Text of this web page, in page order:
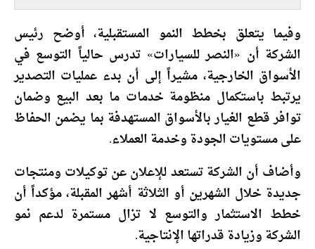
وفيما يتعلق بخطط النمو المستقبلية، أوضح رئيس
الشركة أن «النصر للسيارات» تدرس حالياً التوسع في
الأسواق الخارجية، مشيراً إلى أن بدء عمليات التصدير
يرتبط باستكمال منظومة خدمات ما بعد البيع وضمان
توافر قطع الغيار بالأسواق المستهدفة بما يضمن الحفاظ
على مستويات الجودة وخدمة العملاء.
وأضاف أن الشركة تستعد للإعلان عن توكيلات ومنتجات
جديدة خلال الشهرين أو الثلاثة أشهر المقبلة، مؤكداً أن
خطط الاستثمار والتوسع لا تزال مستمرة لدعم نمو
الشركة وزيادة قدراتها الإنتاجية.